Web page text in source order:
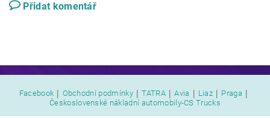
Přidat komentář
Facebook | Obchodní podmínky | TATRA | Avia | Liaz | Praga |
Československé nákladní automobily-CS Trucks